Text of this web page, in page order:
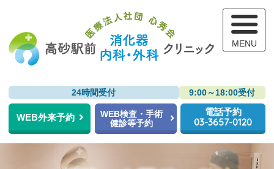
24時間受付 9:00～18:00受付
WEB外来予約
WEB検査・手術
健診等予約
電話予約
03-3657-0120